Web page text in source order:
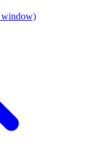
window)